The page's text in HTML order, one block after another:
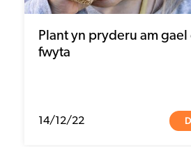
Plant yn pryderu am gael
fwyta
14/12/22